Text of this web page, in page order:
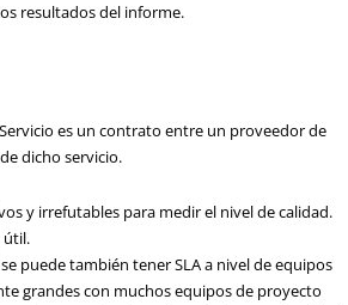
resultados del informe.
es un contrato entre un proveedor de
dicho servicio.
y irrefutables para medir el nivel de calidad.
útil.
puede también tener SLA a nivel de equipos
grandes con muchos equipos de proyecto